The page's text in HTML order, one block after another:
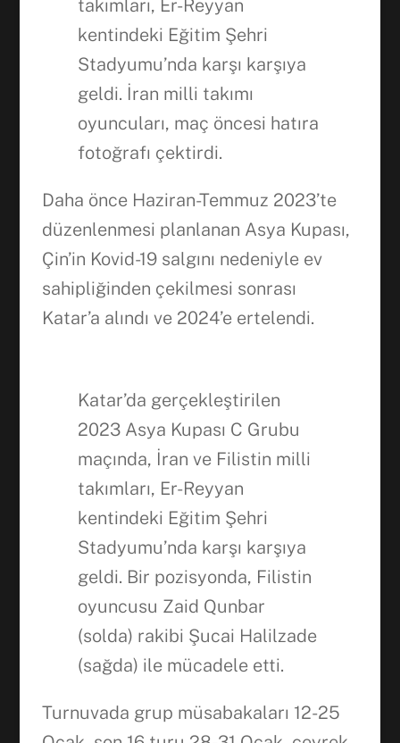
takımları, Er-Reyyan
kentindeki Eğitim Şehri
Stadyumu’nda karşı karşıya
geldi. İran milli takımı
oyuncuları, maç öncesi hatıra
fotoğrafı çektirdi.
Daha önce Haziran-Temmuz 2023’te
düzenlenmesi planlanan Asya Kupası,
Çin’in Kovid-19 salgını nedeniyle ev
sahipliğinden çekilmesi sonrası
Katar’a alındı ve 2024’e ertelendi.
Katar’da gerçekleştirilen
2023 Asya Kupası C Grubu
maçında, İran ve Filistin milli
takımları, Er-Reyyan
kentindeki Eğitim Şehri
Stadyumu’nda karşı karşıya
geldi. Bir pozisyonda, Filistin
oyuncusu Zaid Qunbar
(solda) rakibi Şucai Halilzade
(sağda) ile mücadele etti.
Turnuvada grup müsabakaları 12-25